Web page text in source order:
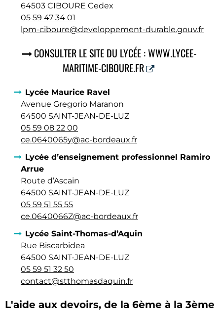
64503 CIBOURE Cedex
05 59 47 34 01
lpm-ciboure@developpement-durable.gouv.fr
CONSULTER LE SITE DU LYCÉE : WWW.LYCEE-
MARITIME-CIBOURE.FR
Lycée Maurice Ravel
Avenue Gregorio Maranon
64500 SAINT-JEAN-DE-LUZ
05 59 08 22 00
ce.0640065y@ac-bordeaux.fr
Lycée d’enseignement professionnel Ramiro
Arrue
Route d’Ascain
64500 SAINT-JEAN-DE-LUZ
05 59 51 55 55
ce.0640066Z@ac-bordeaux.fr
Lycée Saint-Thomas-d’Aquin
Rue Biscarbidea
64500 SAINT-JEAN-DE-LUZ
05 59 51 32 50
contact@stthomasdaquin.fr
L'aide aux devoirs, de la 6ème à la 3ème